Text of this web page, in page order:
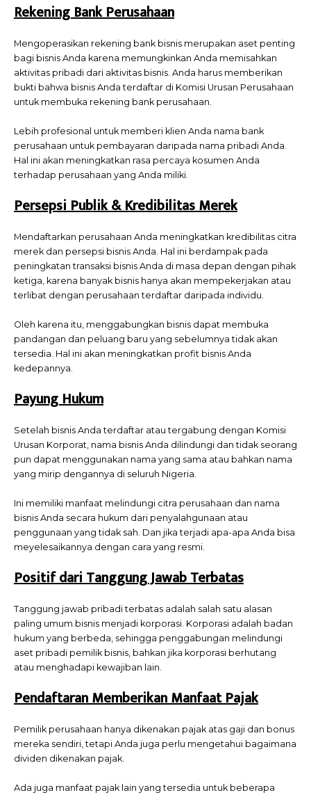
Rekening Bank Perusahaan
Mengoperasikan rekening bank bisnis merupakan aset penting
bagi bisnis Anda karena memungkinkan Anda memisahkan
aktivitas pribadi dari aktivitas bisnis. Anda harus memberikan
bukti bahwa bisnis Anda terdaftar di Komisi Urusan Perusahaan
untuk membuka rekening bank perusahaan.
Lebih profesional untuk memberi klien Anda nama bank
perusahaan untuk pembayaran daripada nama pribadi Anda.
Hal ini akan meningkatkan rasa percaya kosumen Anda
terhadap perusahaan yang Anda miliki.
Persepsi Publik & Kredibilitas Merek
Mendaftarkan perusahaan Anda meningkatkan kredibilitas citra
merek dan persepsi bisnis Anda. Hal ini berdampak pada
peningkatan transaksi bisnis Anda di masa depan dengan pihak
ketiga, karena banyak bisnis hanya akan mempekerjakan atau
terlibat dengan perusahaan terdaftar daripada individu.
Oleh karena itu, menggabungkan bisnis dapat membuka
pandangan dan peluang baru yang sebelumnya tidak akan
tersedia. Hal ini akan meningkatkan profit bisnis Anda
kedepannya.
Payung Hukum
Setelah bisnis Anda terdaftar atau tergabung dengan Komisi
Urusan Korporat, nama bisnis Anda dilindungi dan tidak seorang
pun dapat menggunakan nama yang sama atau bahkan nama
yang mirip dengannya di seluruh Nigeria.
Ini memiliki manfaat melindungi citra perusahaan dan nama
bisnis Anda secara hukum dari penyalahgunaan atau
penggunaan yang tidak sah. Dan jika terjadi apa-apa Anda bisa
meyelesaikannya dengan cara yang resmi.
Positif dari Tanggung Jawab Terbatas
Tanggung jawab pribadi terbatas adalah salah satu alasan
paling umum bisnis menjadi korporasi. Korporasi adalah badan
hukum yang berbeda, sehingga penggabungan melindungi
aset pribadi pemilik bisnis, bahkan jika korporasi berhutang
atau menghadapi kewajiban lain.
Pendaftaran Memberikan Manfaat Pajak
Pemilik perusahaan hanya dikenakan pajak atas gaji dan bonus
mereka sendiri, tetapi Anda juga perlu mengetahui bagaimana
dividen dikenakan pajak.
Ada juga manfaat pajak lain yang tersedia untuk beberapa